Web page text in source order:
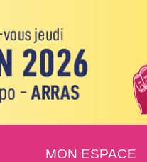
MON ESPACE